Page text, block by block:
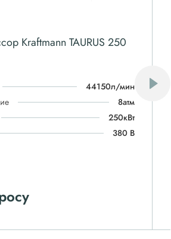
Kraftmann TAURUS 250
44150л/мин
8атм
250кВт
380 В